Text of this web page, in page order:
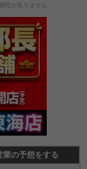
性がありません
業の予想をする